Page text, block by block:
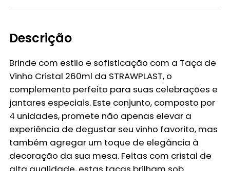
Descrição
Brinde com estilo e sofisticação com a Taça de
Vinho Cristal 260ml da STRAWPLAST, o
complemento perfeito para suas celebrações e
jantares especiais. Este conjunto, composto por
4 unidades, promete não apenas elevar a
experiência de degustar seu vinho favorito, mas
também agregar um toque de elegância à
decoração da sua mesa. Feitas com cristal de